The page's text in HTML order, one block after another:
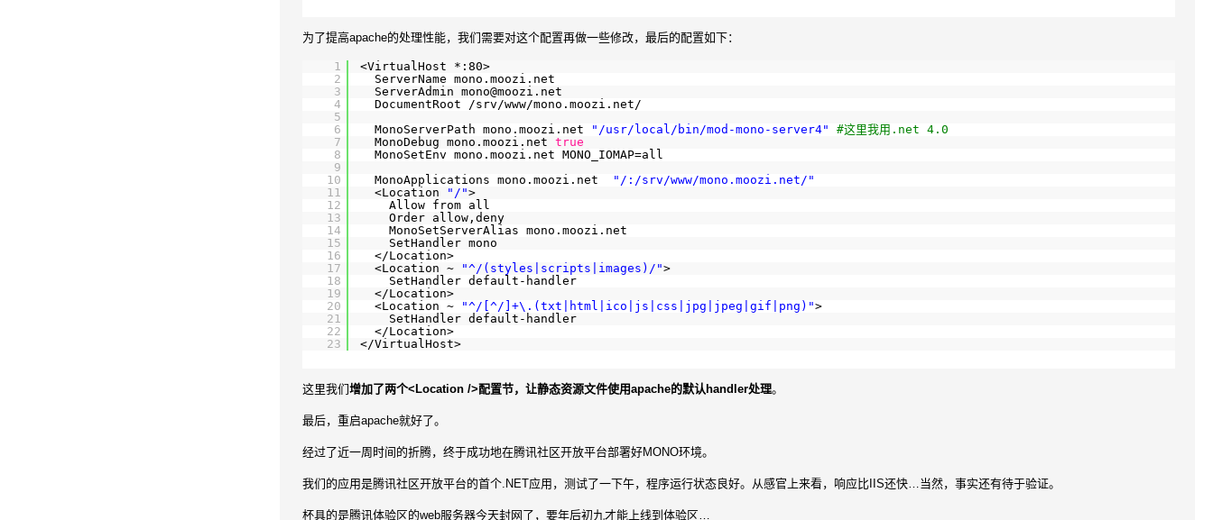
为了提高apache的处理性能，我们需要对这个配置再做一些修改，最后的配置如下：
1
2
3
4
5
6
7
8
9
10
11
12
13
14
15
16
17
18
19
20
21
22
23
<VirtualHost *:80>
ServerName mono.moozi.net
ServerAdmin mono@moozi.net
DocumentRoot /srv/www/mono .moozi.net/
MonoServerPath mono.moozi.net
"/usr/local/bin/mod-mono-server4"
#这里我用.net 4.0
MonoDebug mono.moozi.net true
MonoSetEnv mono.moozi.net MONO_IOMAP=all
MonoApplications mono.moozi.net
"/:/srv/www/mono.moozi.net/"
<Location
"/">
Allow from all
Order allow,deny
MonoSetServerAlias mono.moozi.net
SetHandler mono
</Location>
<Location ~
"^/(styles|scripts|images)/">
SetHandler default-handler
</Location>
<Location ~
"^/[^/]+\.(txt|html|ico|js|css|jpg|jpeg|gif|png)">
SetHandler default-handler
</Location>
</VirtualHost>
这里我们增加了两个<Location />配置节，让静态资源文件使用apache的默认handler处理。
最后，重启apache就好了。
经过了近一周时间的折腾，终于成功地在腾讯社区开放平台部署好MONO环境。
我们的应用是腾讯社区开放平台的首个.NET应用，测试了一下午，程序运行状态良好。从感官上来看，响应比IIS还快…当然，事实还有待于验证。
杯具的是腾讯体验区的web服务器今天封网了，要年后初九才能上线到体验区…